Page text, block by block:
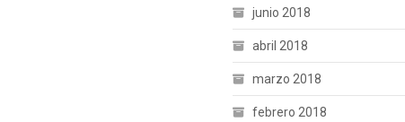
junio 2018
abril 2018
marzo 2018
febrero 2018